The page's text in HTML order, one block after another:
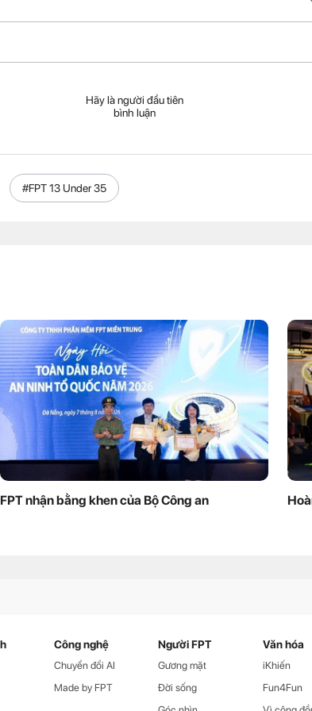
Hãy là người đầu tiên
bình luận
#FPT 13 Under 35
FPT nhận bằng khen của Bộ Công an
Công nghệ
Chuyển đổi AI
Made by FPT
Người FPT
Gương mặt
Đời sống
Văn hóa
iKhiến
Fun4Fun